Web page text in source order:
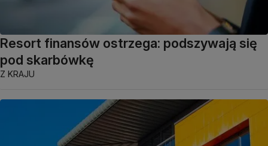
Resort finansów ostrzega: podszywają się
pod skarbówkę
Z KRAJU